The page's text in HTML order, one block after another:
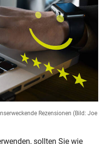
Rezensionen (Bild: Joe
sollten Sie wie